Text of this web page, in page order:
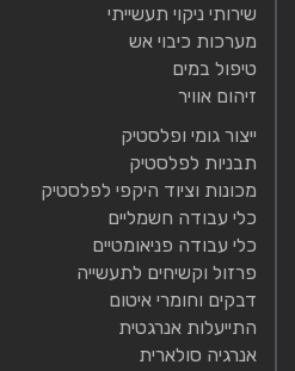
שירותי ניקוי תעשייתי
מערכות כיבוי אש
טיפול במים
זיהום אוויר
ייצור גומי ופלסטיק
תבניות לפלסטיק
מכונות וציוד היקפי לפלסטיק
כלי עבודה חשמליים
כלי עבודה פניאומטיים
פרזול וקשיחים לתעשייה
דבקים וחומרי איטום
התייעלות אנרגטית
אנרגיה סולארית